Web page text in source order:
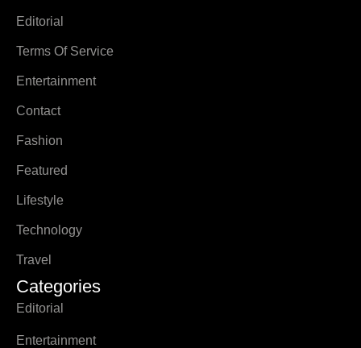
Editorial
Terms Of Service
Entertainment
Contact
Fashion
Featured
Lifestyle
Technology
Travel
Categories
Editorial
Entertainment